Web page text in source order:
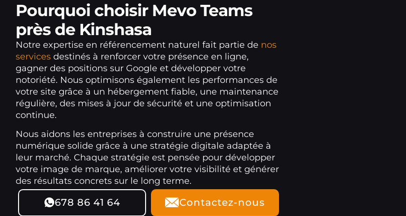
Pourquoi choisir Mevo Teams
près de Kinshasa
Notre expertise en référencement naturel fait partie de nos
services destinés à renforcer votre présence en ligne,
gagner des positions sur Google et développer votre
notoriété. Nous optimisons également les performances de
votre site grâce à un hébergement fiable, une maintenance
régulière, des mises à jour de sécurité et une optimisation
continue.
Nous aidons les entreprises à construire une présence
numérique solide grâce à une stratégie digitale adaptée à
leur marché. Chaque stratégie est pensée pour développer
votre image de marque, améliorer votre visibilité et générer
des résultats concrets sur le long terme.
678 86 41 64 Contactez-nous